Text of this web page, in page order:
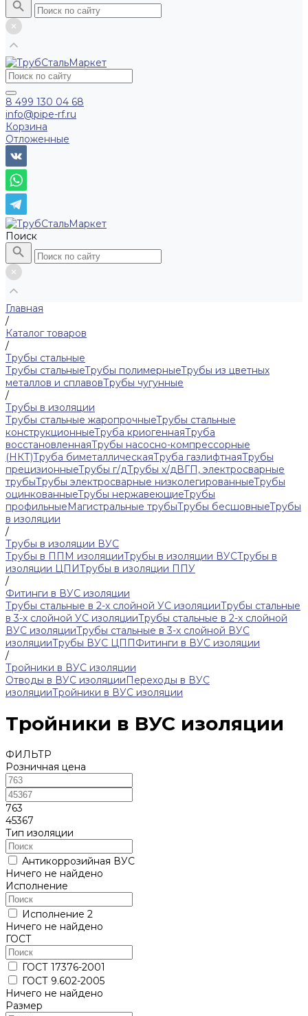
8 499 130 04 68
info@pipe-rf.ru
Корзина
Отложенные
Поиск
Главная
/
Каталог товаров
/
Трубы стальные
Трубы стальныеТрубы полимерныеТрубы из цветных
металлов и сплавовТрубы чугунные
/
Трубы в изоляции
Трубы стальные жаропрочныеТрубы стальные
конструкционныеТруба криогеннаяТруба
восстановленнаяТрубы насосно-компрессорные
(НКТ)Труба биметаллическаяТруба газлифтнаяТрубы
прецизионныеТрубы г/дТрубы х/дВГП, электросварные
трубыТрубы электросварные низколегированныеТрубы
оцинкованныеТрубы нержавеющиеТрубы
профильныеМагистральные трубыТрубы бесшовныеТрубы
в изоляции
/
Трубы в изоляции ВУС
Трубы в ППМ изоляцииТрубы в изоляции ВУСТрубы в
изоляции ЦПИТрубы в изоляции ППУ
/
Фитинги в ВУС изоляции
Трубы стальные в 2-х слойной УС изоляцииТрубы стальные
в 3-х слойной УС изоляцииТрубы стальные в 2-х слойной
ВУС изоляцииТрубы стальные в 3-х слойной ВУС
изоляцииТрубы ВУС ЦППФитинги в ВУС изоляции
/
Тройники в ВУС изоляции
Отводы в ВУС изоляцииПереходы в ВУС
изоляцииТройники в ВУС изоляции
Тройники в ВУС изоляции
ФИЛЬТР
Розничная цена
763
45367
Тип изоляции
Антикоррозийная ВУС
Ничего не найдено
Исполнение
Исполнение 2
Ничего не найдено
ГОСТ
ГОСТ 17376-2001
ГОСТ 9.602-2005
Ничего не найдено
Размер